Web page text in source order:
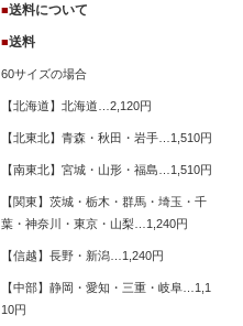
■送料について
■送料
60サイズの場合
【北海道】北海道…2,120円
【北東北】青森・秋田・岩手…1,510円
【南東北】宮城・山形・福島…1,510円
【関東】茨城・栃木・群馬・埼玉・千
葉・神奈川・東京・山梨…1,240円
【信越】長野・新潟…1,240円
【中部】静岡・愛知・三重・岐阜…1,1
10円